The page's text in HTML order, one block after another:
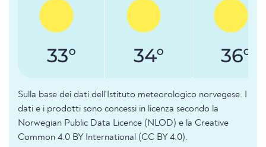
33° 34° 36°
Sulla base dei dati dell'Istituto meteorologico norvegese. I
dati e i prodotti sono concessi in licenza secondo la
Norwegian Public Data Licence (NLOD) e la Creative
Common 4.0 BY International (CC BY 4.0).